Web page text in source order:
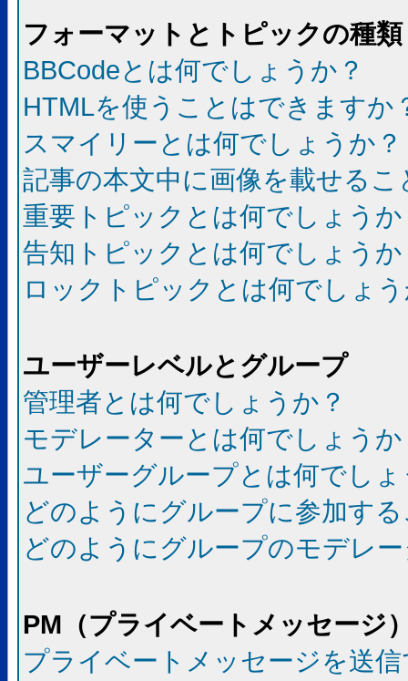
フォーマットとトピックの種類
BBCodeとは何でしょうか？
HTMLを使うことはできますか
スマイリーとは何でしょうか？
記事の本文中に画像を載せる
重要トピックとは何でしょうか
告知トピックとは何でしょうか
ロックトピックとは何でしょ
ユーザーレベルとグループ
管理者とは何でしょうか？
モデレーターとは何でしょうか
ユーザーグループとは何でし
どのようにグループに参加す
どのようにグループのモデレ
PM（プライベートメッセージ
プライベートメッセージを送